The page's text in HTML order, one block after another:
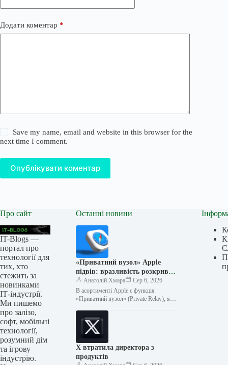
Додати коментар *
Save my name, email and website in this browser for the
next time I comment.
Опублікувати коментар
Про сайт
IT-Blogs —
портал про
технології для
тих, хто
стежить за
новинками
ІТ-індустрії.
Ми пишемо
про залізо,
софт, мобільні
технології,
розумний дім
та ігрову
індустрію.
Останні новини
«Приватний вузол» Apple
підвів: вразливість розкриває
справжній IP-адресу
користувача
Анатолій Хмара
Сер 6, 2026
В асортименті Apple є функція
«Приватний вузол» (Private Relay), яку
перегляду…
X втратила директора з
продуктів